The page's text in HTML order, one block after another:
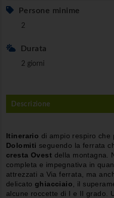
Persone minime
2
Durata
2 giorni
Descrizione
Itinerario di ampio respiro che
Dolomiti seguendo la ferrata
cresta Ovest della montagna.
completa e impegnativa in
attrezzati a Via ferrata, ma
delicato ghiacciaio , il
alcune roccette di I e II grado.